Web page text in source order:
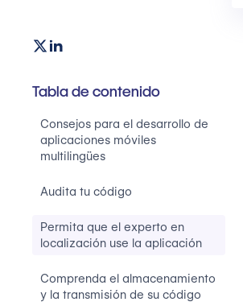
Tabla de contenido
Consejos para el desarrollo de
aplicaciones móviles
multilingües
Audita tu código
Permita que el experto en
localización use la aplicación
Comprenda el almacenamiento
y la transmisión de su código